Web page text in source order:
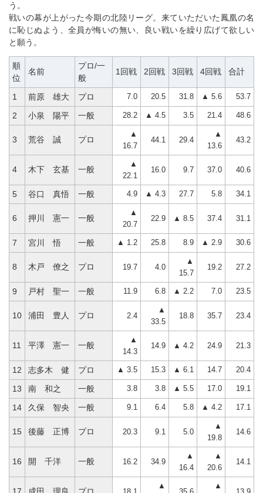
う。
戦いの幕が上がった今期の北陸リーグ。来ていただいた鳳凰の名
に恥じぬよう、全員が悔いの無い、良い戦いを繰り広げて欲しい
と願う。
順
位
名前
プロ/一
般
1回戦 2回戦 3回戦 4回戦 合計
1 前原 雄大 プロ 7.0 20.5 31.8 ▲ 5.6 53.7
2 小泉 陽平 一般 28.2 ▲ 4.5 3.5 21.4 48.6
3 荒谷 誠 プロ
▲
16.7
44.1 29.4
▲
13.6
43.2
4 木下 玄基 一般
▲
22.1
16.0 9.7 37.0 40.6
5 谷口 真悟 一般 4.9 ▲ 4.3 27.7 5.8 34.1
6 押川 憲一 一般
▲
20.7
22.9 ▲ 8.5 37.4 31.1
7 宮川 悟 一般 ▲ 1.2 25.8 8.9 ▲ 2.9 30.6
8 木戸 僚之 プロ 19.7 4.0
▲
15.7
19.2 27.2
9 戸村 聖一 一般 11.9 6.8 ▲ 2.2 7.0 23.5
10 浦田 豊人 プロ 2.4
▲
33.5
18.8 35.7 23.4
11 平澤 憲一 一般
▲
14.3
14.9 ▲ 4.2 24.9 21.3
12 志多木 健 プロ ▲ 3.5 15.3 ▲ 6.1 14.7 20.4
13 南 和之 一般 3.8 3.8 ▲ 5.5 17.0 19.1
14 久保 智央 一般 9.1 6.4 5.8 ▲ 4.2 17.1
15 後藤 正博 プロ 20.3 9.1 5.0
▲
19.8
14.6
16 開 千洋 一般 16.2 34.9
▲
16.4
▲
20.6
14.1
▲ ▲